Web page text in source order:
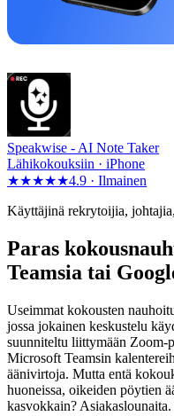
Speakwise - AI Note Taker
Lähikokouksiin · iPhone
★★★★★4.9 · Ilmainen
Käyttäjinä rekrytoijia,
Paras
Teamsia tai
Useimmat kokousten
jossa jokainen keskustelu
suunniteltu liittymään Zoom-
Microsoft Teamsin
äänivirtoja. Mutta entä
huoneissa, oikeiden pöytien
kasvokkain?